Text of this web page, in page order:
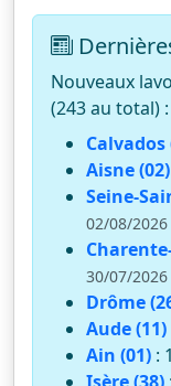
Nouveaux
(243 au total) :
Calvados
Aisne (02)
Seine-
02/08/2026
30/07/2026
Drôme
Aude (11)
Ain (01) :